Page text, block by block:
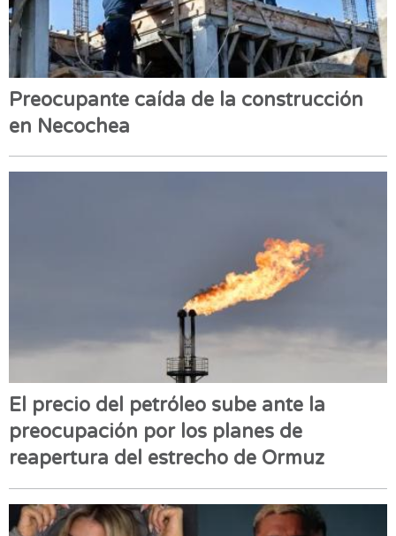
Preocupante caída de la construcción
en Necochea
El precio del petróleo sube ante la
preocupación por los planes de
reapertura del estrecho de Ormuz